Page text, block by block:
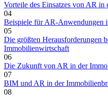
Vorteile des Einsatzes von AR
04
Beispiele für AR-Anwendungen
05
Die größten Herausforderungen
Immobilienwirtschaft
06
Die Zukunft von AR in der
07
BIM und AR in der
08